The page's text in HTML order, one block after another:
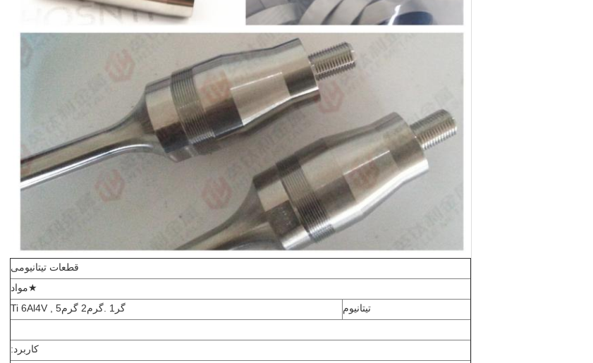
قطعات تیتانیومی
★مواد
تیتانیوم
گر1 .گرم2 گرم5 , Ti 6Al4V
کاربرد: